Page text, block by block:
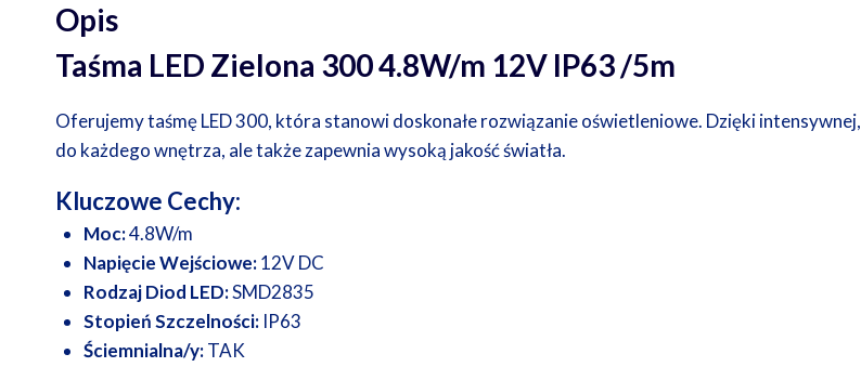
Opis
Taśma LED Zielona 300 4.8W/m 12V IP63 /5m
Oferujemy taśmę LED 300, która stanowi doskonałe rozwiązanie oświetleniowe. Dzięki intensywnej,
do każdego wnętrza, ale także zapewnia wysoką jakość światła.
Kluczowe Cechy:
Moc:4.8W/m
Napięcie Wejściowe:12V DC
Rodzaj Diod LED:SMD2835
Stopień Szczelności:IP63
Ściemnialna/y:TAK